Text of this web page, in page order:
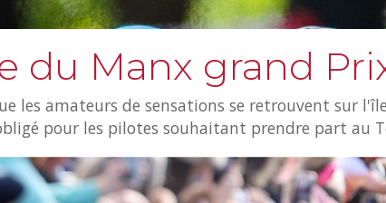
du Manx grand
les amateurs de sensations se retrouvent sur
pour les pilotes souhaitant prendre part au